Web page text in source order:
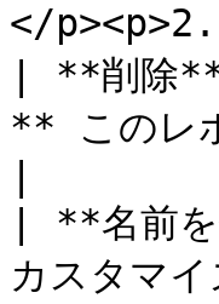
</
| **削除
** このレ
| **名前
カスタマ